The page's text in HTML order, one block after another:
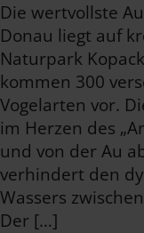
Die wertvollste
Donau liegt auf
Naturpark
kommen 300
Vogelarten vor.
im Herzen des
und von der Au
verhindert den
Wassers
Der […]